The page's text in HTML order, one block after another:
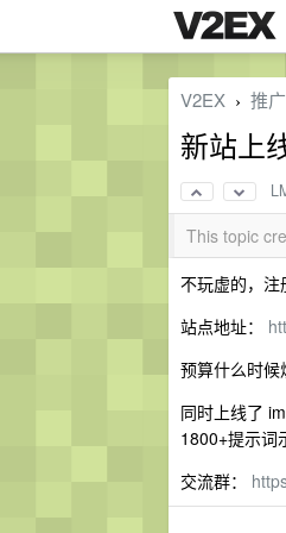
V2EX › 推广
新站上
This topic
不玩虚的，注
站点地址：
预算什么时
同时上线了
1800+提示词
交流群：